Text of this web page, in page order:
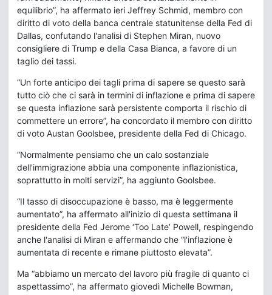
equilibrio”, ha affermato ieri Jeffrey Schmid, membro con
diritto di voto della banca centrale statunitense della Fed di
Dallas, confutando l'analisi di Stephen Miran, nuovo
consigliere di Trump e della Casa Bianca, a favore di un
taglio dei tassi.
“Un forte anticipo dei tagli prima di sapere se questo sarà
tutto ciò che ci sarà in termini di inflazione e prima di sapere
se questa inflazione sarà persistente comporta il rischio di
commettere un errore”, ha concordato il membro con diritto
di voto Austan Goolsbee, presidente della Fed di Chicago.
“Normalmente pensiamo che un calo sostanziale
dell'immigrazione abbia una componente inflazionistica,
soprattutto in molti servizi”, ha aggiunto Goolsbee.
“Il tasso di disoccupazione è basso, ma è leggermente
aumentato”, ha affermato all'inizio di questa settimana il
presidente della Fed Jerome ‘Too Late’ Powell, respingendo
anche l'analisi di Miran e affermando che “l'inflazione è
aumentata di recente e rimane piuttosto elevata”.
Ma “abbiamo un mercato del lavoro più fragile di quanto ci
aspettassimo”, ha affermato giovedì Michelle Bowman,